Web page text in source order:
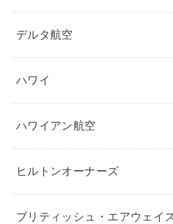
デルタ航空
ハワイ
ハワイアン航空
ヒルトンオーナーズ
ブリティッシュ・エアウェイ